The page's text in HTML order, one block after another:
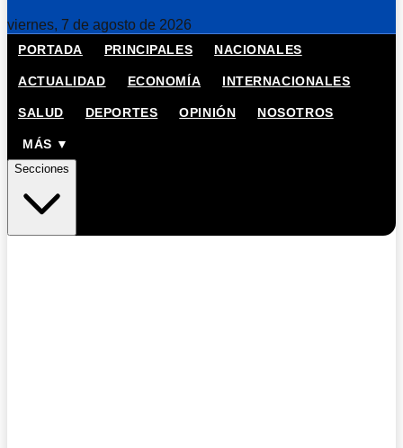
viernes, 7 de agosto de 2026
PORTADA PRINCIPALES NACIONALES
ACTUALIDAD ECONOMÍA INTERNACIONALES
SALUD DEPORTES OPINIÓN NOSOTROS
MÁS ▼
Secciones